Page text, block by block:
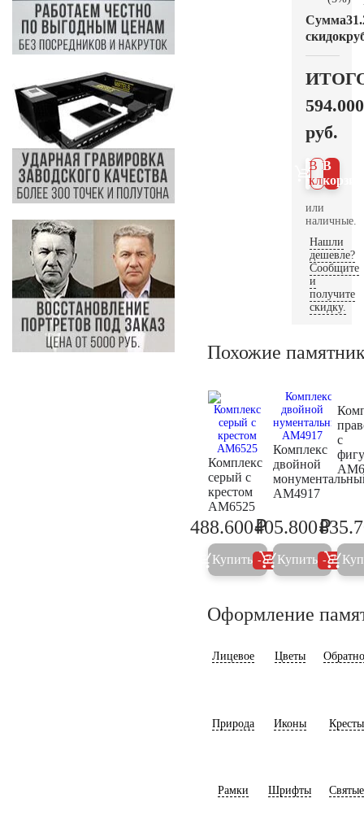
Сумма
скидок
594.000
руб.
В
В 1
клик
или
наличные.
Нашли
дешевле?
Сообщите
и
получите
скидку.
Похожие
Комплекс
серый с
крестом
AM6525
514.300
488.600₽
Купить 5%
Комплекс
двойной
AM4917
405.800₽
Купить 5%
с
Оформление
Лицевое Цветы
Природа Иконы Кресты
Рамки Шрифты Святые